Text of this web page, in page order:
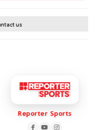
us
Reporter Sports